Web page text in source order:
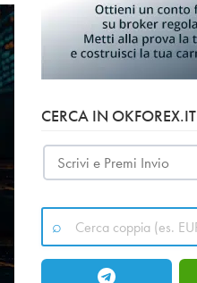
CERCA IN OKFOREX.IT